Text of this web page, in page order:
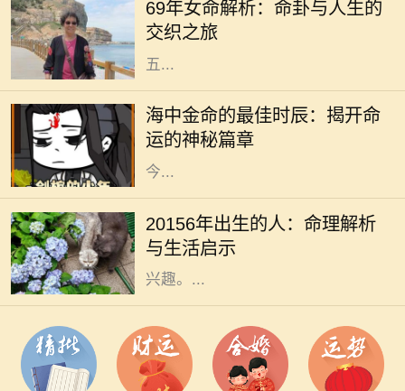
69年女命解析：命卦与人生的
交织之旅
出生的女性，她们的命卦具有独特的
含义与特点。69年女命，通常属蛇，
五...
海中金命的最佳时辰：揭开命
运的神秘篇章
在中国传统的命理学中，每个人的命
运都与五行有着密切的关联。海中金
命，作为金命的一种，其蕴含的不仅
是金的特性，还有深厚的文化内涵。
今...
20156年出生的人：命理解析
与生活启示
在中国传统命理学中，出生年份常常
被视为一个人命运的重要标志。
20156年，随着时代的变迁，许多人
对这一年份的命理特征产生了浓厚的
兴趣。...